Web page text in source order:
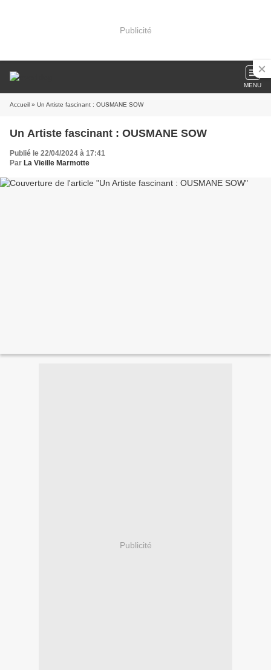
Publicité
MENU
Accueil » Un Artiste fascinant : OUSMANE SOW
Un Artiste fascinant : OUSMANE SOW
Publié le 22/04/2024 à 17:41
Par La Vieille Marmotte
Publicité